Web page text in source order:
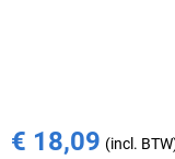
€ 18,09